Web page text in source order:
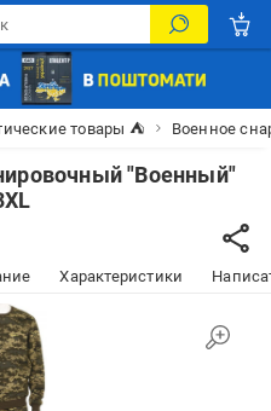
товары ⛺ Военное
"Военный"
Характеристики